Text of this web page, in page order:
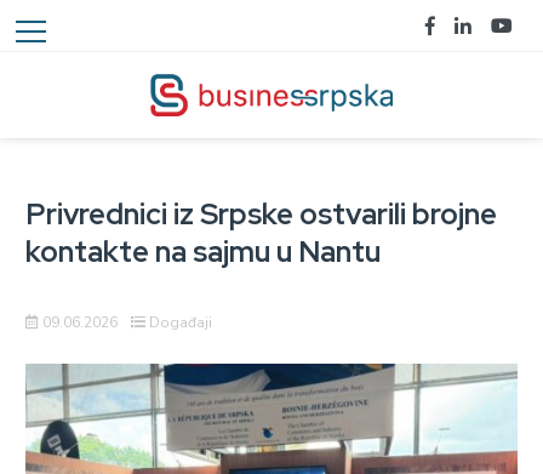
Privrednici iz Srpske ostvarili brojne
kontakte na sajmu u Nantu
09.06.2026 Događaji